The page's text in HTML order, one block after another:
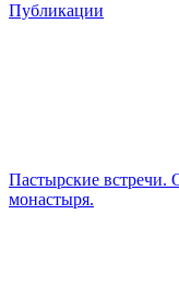
Публикации
Пастырские встречи.
монастыря.